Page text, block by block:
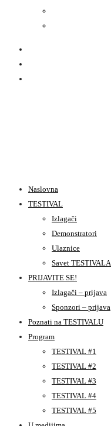
Naslovna
TESTIVAL
Izlagači
Demonstratori
Ulaznice
Savet TESTIVALA
PRIJAVITE SE!
Izlagači – prijava
Sponzori – prijava
Poznati na TESTIVALU
Program
TESTIVAL #1
TESTIVAL #2
TESTIVAL #3
TESTIVAL #4
TESTIVAL #5